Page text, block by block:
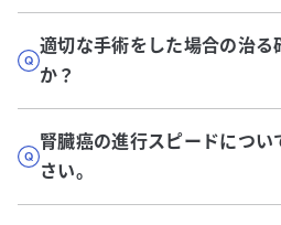
適切な手術をした場合の治る
か？
腎臓癌の進行スピードについ
さい。